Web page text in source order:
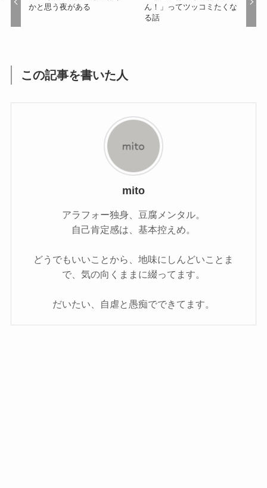
かと思う夜がある
ん！」ってツッコミたくな
る話
この記事を書いた人
mito
アラフォー独身、豆腐メンタル。
自己肯定感は、基本控えめ。
どうでもいいことから、地味にしんどいことま
で、気の向くままに綴ってます。
だいたい、自虐と愚痴でできてます。